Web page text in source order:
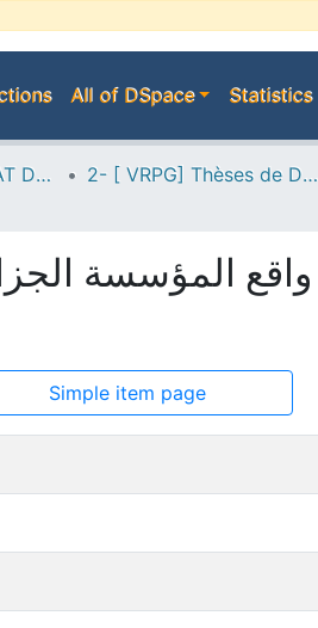
All of DSpace Statistics
A--> VICE-RECTORAT DE LA POST-GRADUATION 2- [ VRPG] Thèses de Doctorat en Sciences
Simple item page